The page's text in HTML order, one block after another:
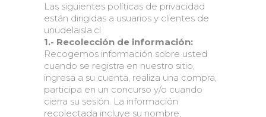
Las siguientes políticas de privacidad
están dirigidas a usuarios y clientes de
unudelaisla.cl
1.- Recolección de información:
Recogemos información sobre usted
cuando se registra en nuestro sitio,
ingresa a su cuenta, realiza una compra,
participa en un concurso y/o cuando
cierra su sesión. La información
recolectada incluye su nombre,